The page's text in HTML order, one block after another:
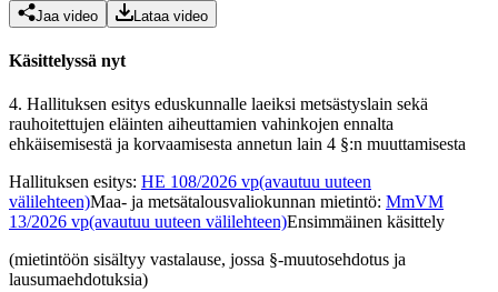
Jaa video Lataa video
Käsittelyssä nyt
4. Hallituksen esitys eduskunnalle laeiksi metsästyslain sekä
rauhoitettujen eläinten aiheuttamien vahinkojen ennalta
ehkäisemisestä ja korvaamisesta annetun lain 4 §:n muuttamisesta
Hallituksen esitys: HE 108/2026 vp(avautuu uuteen
välilehteen)Maa- ja metsätalousvaliokunnan mietintö: MmVM
13/2026 vp(avautuu uuteen välilehteen)Ensimmäinen käsittely
(mietintöön sisältyy vastalause, jossa §-muutosehdotus ja
lausumaehdotuksia)